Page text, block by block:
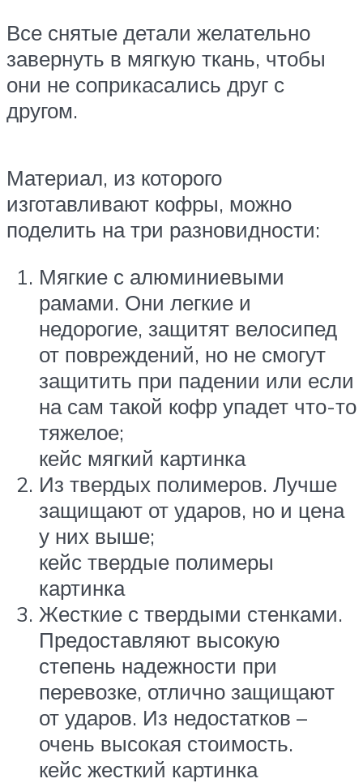
Все снятые детали желательно
завернуть в мягкую ткань, чтобы
они не соприкасались друг с
другом.
Материал, из которого
изготавливают кофры, можно
поделить на три разновидности:
Мягкие с алюминиевыми
рамами. Они легкие и
недорогие, защитят велосипед
от повреждений, но не смогут
защитить при падении или если
на сам такой кофр упадет что-то
тяжелое;
кейс мягкий картинка
Из твердых полимеров. Лучше
защищают от ударов, но и цена
у них выше;
кейс твердые полимеры
картинка
Жесткие с твердыми стенками.
Предоставляют высокую
степень надежности при
перевозке, отлично защищают
от ударов. Из недостатков –
очень высокая стоимость.
кейс жесткий картинка